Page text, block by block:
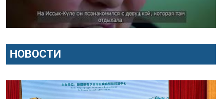
НОВОСТИ